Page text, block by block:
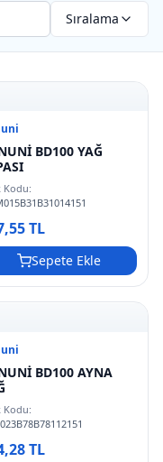
Sıralama
BD100 YAĞ
Kodu:
TL
Sepete Ekle
BD100 AYNA
Kodu:
TL